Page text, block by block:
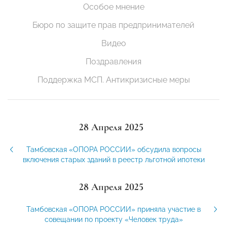
Особое мнение
Бюро по защите прав предпринимателей
Видео
Поздравления
Поддержка МСП. Антикризисные меры
28 Апреля 2025
Тамбовская «ОПОРА РОССИИ» обсудила вопросы
включения старых зданий в реестр льготной ипотеки
28 Апреля 2025
Тамбовская «ОПОРА РОССИИ» приняла участие в
совещании по проекту «Человек труда»